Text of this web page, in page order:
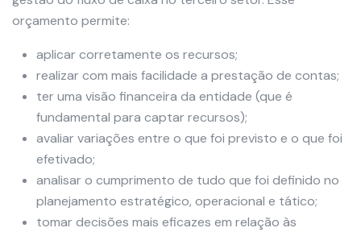
orçamento permite:
aplicar corretamente os recursos;
realizar com mais facilidade a prestação de contas;
ter uma visão financeira da entidade (que é
fundamental para captar recursos);
avaliar variações entre o que foi previsto e o que foi
efetivado;
analisar o cumprimento de tudo que foi definido no
planejamento estratégico, operacional e tático;
tomar decisões mais eficazes em relação às